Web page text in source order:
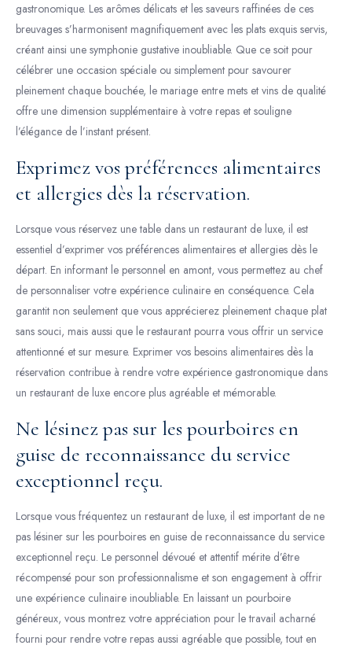
gastronomique. Les arômes délicats et les saveurs raffinées de ces
breuvages s’harmonisent magnifiquement avec les plats exquis servis,
créant ainsi une symphonie gustative inoubliable. Que ce soit pour
célébrer une occasion spéciale ou simplement pour savourer
pleinement chaque bouchée, le mariage entre mets et vins de qualité
offre une dimension supplémentaire à votre repas et souligne
l’élégance de l’instant présent.
Exprimez vos préférences alimentaires
et allergies dès la réservation.
Lorsque vous réservez une table dans un restaurant de luxe, il est
essentiel d’exprimer vos préférences alimentaires et allergies dès le
départ. En informant le personnel en amont, vous permettez au chef
de personnaliser votre expérience culinaire en conséquence. Cela
garantit non seulement que vous apprécierez pleinement chaque plat
sans souci, mais aussi que le restaurant pourra vous offrir un service
attentionné et sur mesure. Exprimer vos besoins alimentaires dès la
réservation contribue à rendre votre expérience gastronomique dans
un restaurant de luxe encore plus agréable et mémorable.
Ne lésinez pas sur les pourboires en
guise de reconnaissance du service
exceptionnel reçu.
Lorsque vous fréquentez un restaurant de luxe, il est important de ne
pas lésiner sur les pourboires en guise de reconnaissance du service
exceptionnel reçu. Le personnel dévoué et attentif mérite d’être
récompensé pour son professionnalisme et son engagement à offrir
une expérience culinaire inoubliable. En laissant un pourboire
généreux, vous montrez votre appréciation pour le travail acharné
fourni pour rendre votre repas aussi agréable que possible, tout en